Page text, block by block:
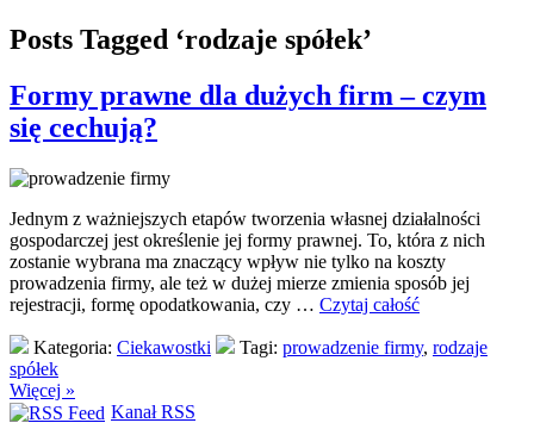
Posts Tagged ‘rodzaje spółek’
Formy prawne dla dużych firm – czym
się cechują?
Jednym z ważniejszych etapów tworzenia własnej działalności
gospodarczej jest określenie jej formy prawnej. To, która z nich
zostanie wybrana ma znaczący wpływ nie tylko na koszty
prowadzenia firmy, ale też w dużej mierze zmienia sposób jej
rejestracji, formę opodatkowania, czy … Czytaj całość
Kategoria: Ciekawostki Tagi: prowadzenie firmy, rodzaje
spółek
Więcej »
Kanał RSS